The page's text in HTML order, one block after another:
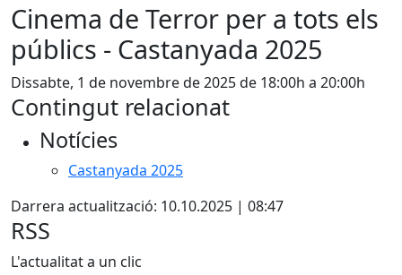
Cinema de Terror per a tots els
públics - Castanyada 2025
Dissabte, 1 de novembre de 2025 de 18:00h a 20:00h
Contingut relacionat
Notícies
Castanyada 2025
Darrera actualització: 10.10.2025 | 08:47
RSS
L'actualitat a un clic